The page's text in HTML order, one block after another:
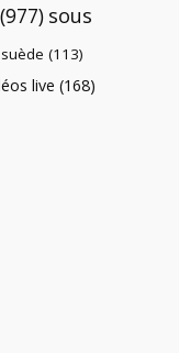
(977) sous
suède (113)
live (168)